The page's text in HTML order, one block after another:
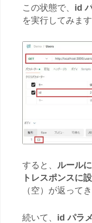
この状態で、 id
を実行してみます
すると、 ルール
トレスポンスに
（空）が返って
続いて、 id パラ